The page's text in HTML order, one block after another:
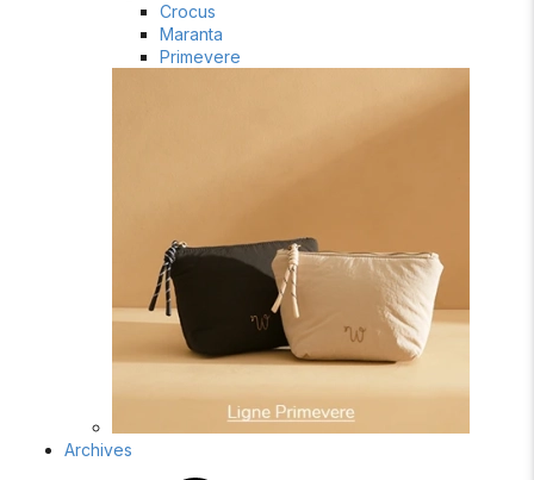
Crocus
Maranta
Primevere
Archives